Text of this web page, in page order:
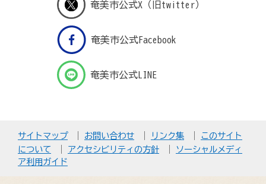
奄美市公式X（旧twitter）
奄美市公式Facebook
奄美市公式LINE
サイトマップ お問い合わせ リンク集
このサイト
について
アクセシビリティの方針
ソーシャルメディ
ア利用ガイド